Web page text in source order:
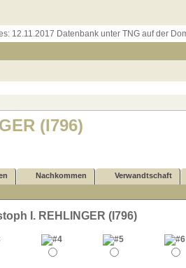
12.11.2017 Datenbank unter TNG auf der
(I796)
Nachkommen Verwandtschaft
I. REHLINGER (I796)